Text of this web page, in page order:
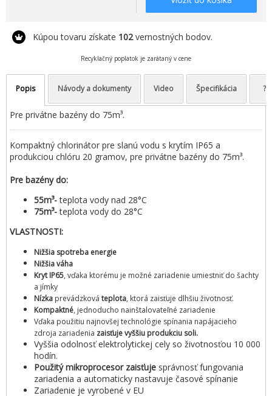
Kúpou tovaru získate 102vernostných bodov.
Recyklačný poplatok je zarátaný v cene
Popis Návody a dokumenty Video Špecifikácia ?
Pre privátne bazény do 75m³.
Kompaktný chlorinátor pre slanú vodu s krytím IP65 a
produkciou chlóru 20 gramov, pre privátne bazény do 75m³.
Pre bazény do:
55m³-teplota vody nad 28°C
75m³-teplota vody do 28°C
VLASTNOSTI:
Nižšia spotreba energie
Nižšia váha
Kryt IP65, vďaka ktorému je možné zariadenie umiestniť do šachty
a jímky
Nízka prevádzková teplota, ktorá zaisťuje dlhšiu životnosť.
Kompaktné, jednoducho nainštalovateľné zariadenie
Vďaka použitiu najnovšej technológie spínania napájacieho
zdroja zariadenia zaisťuje vyššiu produkciu soli.
Vyššia odolnosť elektrolytickej cely so životnosťou 10 000
hodín.
Použitý mikroprocesor zaisťuje správnosť fungovania
zariadenia a automaticky nastavuje časové spínanie
Zariadenie je vyrobené v EU